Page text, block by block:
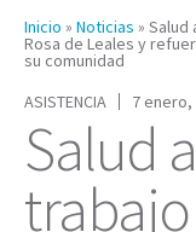
Inicio » Noticias » Salud
Rosa de Leales y
su comunidad
ASISTENCIA
7 enero,
Salud